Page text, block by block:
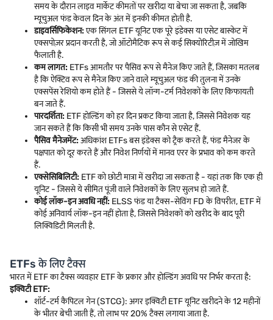
समय के दौरान लाइव मार्केट कीमतों पर खरीदा या बेचा जा सकता है, जबकि
म्यूचुअल फंड केवल दिन के अंत में इनकी कीमत होती है.
डाइवर्सिफिकेशन:एक सिंगल ETF यूनिट एक पूरे इंडेक्स या एसेट बास्केट में
एक्सपोज़र प्रदान करती है, जो ऑटोमैटिक रूप से कई सिक्योरिटीज़ में जोखिम
फैलाती है.
कम लागत: ETFs आमतौर पर पैसिव रूप से मैनेज किए जाते हैं, जिसका मतलब
है कि ऐक्टिव रूप से मैनेज किए जाने वाले म्यूचुअल फंड की तुलना में उनके
एक्सपेंस रेशियो कम होते हैं - जिससे ये लॉन्ग-टर्म निवेशकों के लिए किफायती
बन जाते हैं.
पारदर्शिता: ETF होल्डिंग को हर दिन प्रकट किया जाता है, जिससे निवेशक यह
जान सकते हैं कि किसी भी समय उनके पास कौन से एसेट हैं.
पैसिव मैनेजमेंट:अधिकांश ETFs बस इंडेक्स को ट्रैक करते हैं, फंड मैनेजर के
पक्षपात को दूर करते हैं और निवेश निर्णयों में मानव एरर के प्रभाव को कम करते
हैं.
एक्सेसिबिलिटी: ETF को छोटी मात्रा में खरीदा जा सकता है - यहां तक कि एक ही
यूनिट - जिससे ये सीमित पूंजी वाले निवेशकों के लिए सुलभ हो जाते हैं.
कोई लॉक-इन अवधि नहीं: ELSS फंड या टैक्स-सेविंग FD के विपरीत, ETF में
कोई अनिवार्य लॉक-इन नहीं होता है, जिससे निवेशकों को खरीद के बाद पूरी
लिक्विडिटी मिलती है.
ETFs के लिए टैक्स
भारत में ETF का टैक्स व्यवहार ETF के प्रकार और होल्डिंग अवधि पर निर्भर करता है:
इक्विटी ETF:
शॉर्ट-टर्म कैपिटल गेन (STCG): अगर इक्विटी ETF यूनिट खरीदने के 12 महीनों
के भीतर बेची जाती हैं, तो लाभ पर 20% टैक्स लगाया जाता है.